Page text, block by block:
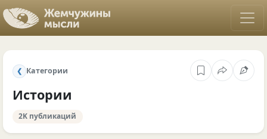
❮ Категории
Истории
2K публикаций